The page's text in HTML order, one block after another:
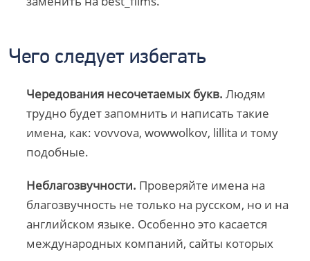
Чего следует избегать
Чередования несочетаемых букв. Людям
трудно будет запомнить и написать такие
имена, как: vovvova, wowwolkov, lillita и тому
подобные.
Неблагозвучности. Проверяйте имена на
благозвучность не только на русском, но и на
английском языке. Особенно это касается
международных компаний, сайты которых